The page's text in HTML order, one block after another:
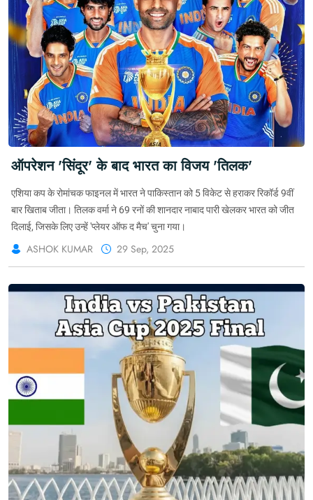
ऑपरेशन 'सिंदूर' के बाद भारत का विजय 'तिलक'
एशिया कप के रोमांचक फाइनल में भारत ने पाकिस्तान को 5 विकेट से हराकर रिकॉर्ड 9वीं
बार खिताब जीता। तिलक वर्मा ने 69 रनों की शानदार नाबाद पारी खेलकर भारत को जीत
दिलाई, जिसके लिए उन्हें 'प्लेयर ऑफ द मैच' चुना गया।
ASHOK KUMAR 29 Sep, 2025